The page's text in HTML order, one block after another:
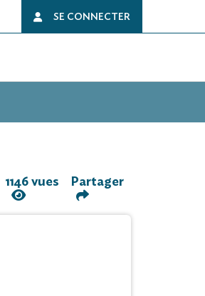
SE CONNECTER
1146 vues Partager